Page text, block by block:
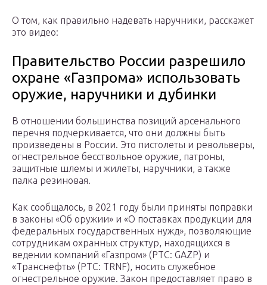
О том, как правильно надевать наручники, расскажет
это видео:
Правительство России разрешило
охране «Газпрома» использовать
оружие, наручники и дубинки
В отношении большинства позиций арсенального
перечня подчеркивается, что они должны быть
произведены в России. Это пистолеты и револьверы,
огнестрельное бесствольное оружие, патроны,
защитные шлемы и жилеты, наручники, а также
палка резиновая.
Как сообщалось, в 2021 году были приняты поправки
в законы «Об оружии» и «О поставках продукции для
федеральных государственных нужд», позволяющие
сотрудникам охранных структур, находящихся в
ведении компаний «Газпром» (РТС: GAZP) и
«Транснефть» (РТС: TRNF), носить служебное
огнестрельное оружие. Закон предоставляет право в